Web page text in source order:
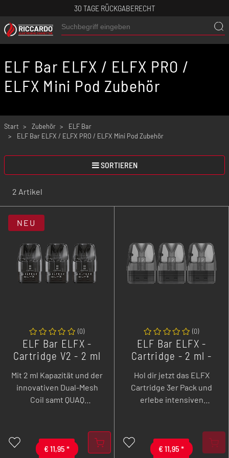
30 TAGE RÜCKGABERECHT
ELF Bar ELFX / ELFX PRO /
ELFX Mini Pod Zubehör
Start Zubehör
ELF Bar
ELF Bar ELFX / ELFX PRO / ELFX Mini Pod Zubehör
SORTIEREN
2 Artikel
€ 11,95 *
(0)
ELF Bar ELFX -
Cartridge V2 - 2 ml
Mit 2 ml Kapazität und der
innovativen Dual-Mesh
Coil samt QUAQ
noch intensiveres und
gleichmäßigeres
NEU
€ 11,95 *
(0)
ELF Bar ELFX -
Cartridge - 2 ml -
Hol dir jetzt das ELFX
Cartridge 3er Pack und
erlebe intensiven
Dual-Meshed-Coils,
speziell für dein ELFX und